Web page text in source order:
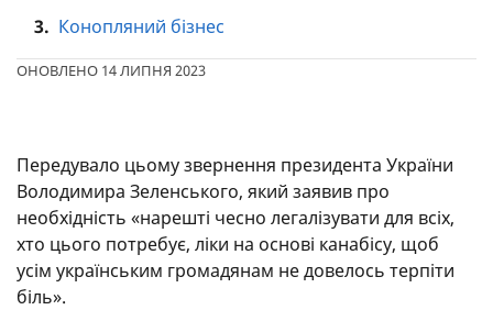
3. Конопляний бізнес
ОНОВЛЕНО 14 ЛИПНЯ 2023
Передувало цьому звернення президента України
Володимира Зеленського, який заявив про
необхідність «нарешті чесно легалізувати для всіх,
хто цього потребує, ліки на основі канабісу, щоб
усім українським громадянам не довелось терпіти
біль».